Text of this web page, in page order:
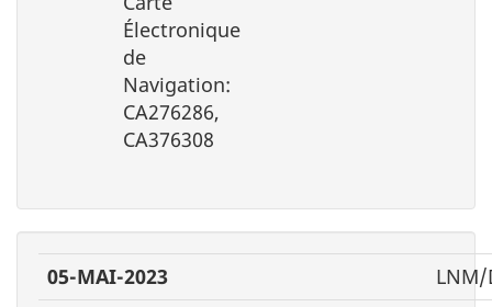
Électronique
de
Navigation:
CA276286,
CA376308
05-MAI-2023
LNM/